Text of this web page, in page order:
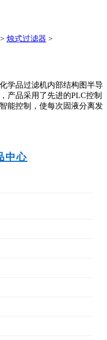
> 烛式过滤器 >
学品过滤机内部结构图半导
产品采用了先进的PLC控制
能控制，使每次固液分离发
中心